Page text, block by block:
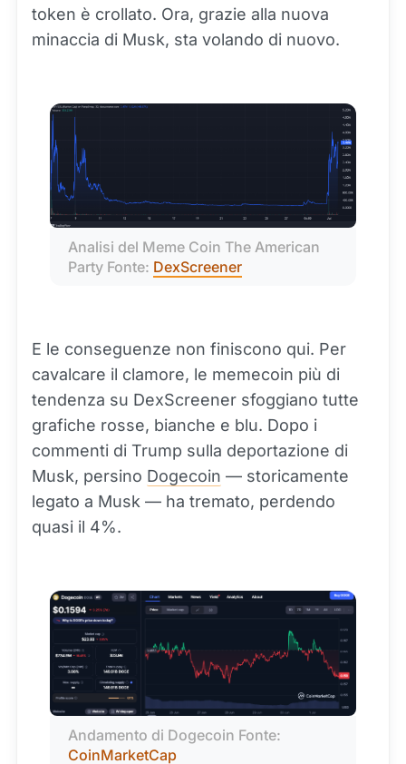
token è crollato. Ora, grazie alla nuova
minaccia di Musk, sta volando di nuovo.
Analisi del Meme Coin The American
Party Fonte: DexScreener
E le conseguenze non finiscono qui. Per
cavalcare il clamore, le memecoin più di
tendenza su DexScreener sfoggiano tutte
grafiche rosse, bianche e blu. Dopo i
commenti di Trump sulla deportazione di
Musk, persino Dogecoin — storicamente
legato a Musk — ha tremato, perdendo
quasi il 4%.
CoinMarketCap